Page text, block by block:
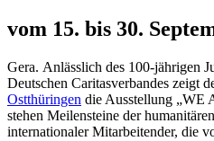
vom 15. bis 30.
Gera. Anlässlich des 100-jährigen
Deutschen Caritasverbandes zeigt
Ostthüringen die Ausstellung „WE
stehen Meilensteine der
internationaler Mitarbeitender, die